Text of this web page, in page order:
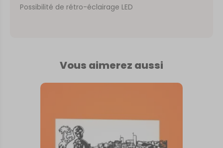
Possibilité de rétro-éclairage LED
Vous aimerez aussi